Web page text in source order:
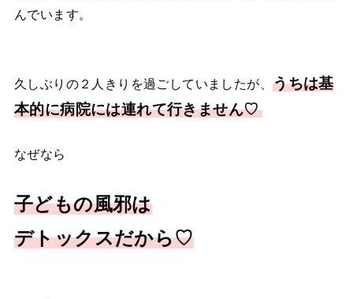
んでいます。
久しぶりの２人きりを過ごしていましたが、うちは基
本的に病院には連れて行きません♡
なぜなら
子どもの風邪は
デトックスだから♡